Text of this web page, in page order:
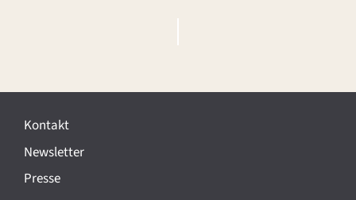
e
a
n
Kontakt
Newsletter
Presse